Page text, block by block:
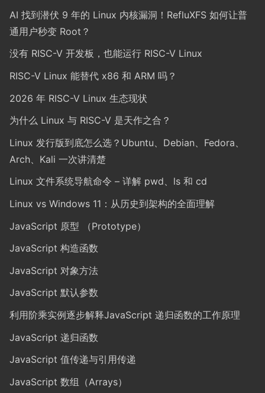
AI 找到潜伏 9 年的 Linux 内核漏洞！RefluXFS 如何让普
通用户秒变 Root？
没有 RISC-V 开发板，也能运行 RISC-V Linux
RISC-V Linux 能替代 x86 和 ARM 吗？
2026 年 RISC-V Linux 生态现状
为什么 Linux 与 RISC-V 是天作之合？
Linux 发行版到底怎么选？Ubuntu、Debian、Fedora、
Arch、Kali 一次讲清楚
Linux 文件系统导航命令 – 详解 pwd、ls 和 cd
Linux vs Windows 11：从历史到架构的全面理解
JavaScript 原型 （Prototype）
JavaScript 构造函数
JavaScript 对象方法
JavaScript 默认参数
利用阶乘实例逐步解释JavaScript 递归函数的工作原理
JavaScript 递归函数
JavaScript 值传递与引用传递
JavaScript 数组（Arrays）